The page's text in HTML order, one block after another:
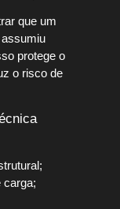
que um
assumiu
protege o
o risco de
carga;